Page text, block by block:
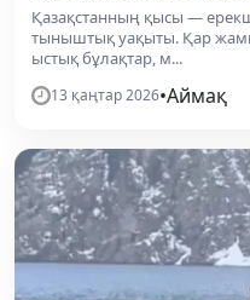
Қазақстанның қысы —
тыныштық уақыты. Қар
ыстық бұлақтар, м...
13 қаңтар 2026•Аймақ